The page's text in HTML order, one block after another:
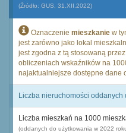
(Źródło: GUS, 31.XII.2022)
Oznaczenie mieszkanie w
jest zarówno jako lokal
jest zgodna z tą stosowaną
obliczeniach wskaźników na
najaktualniejsze dostępne dane
Liczba nieruchomości
Liczba mieszkań na 1000
(oddanych do użytkowania w 2022